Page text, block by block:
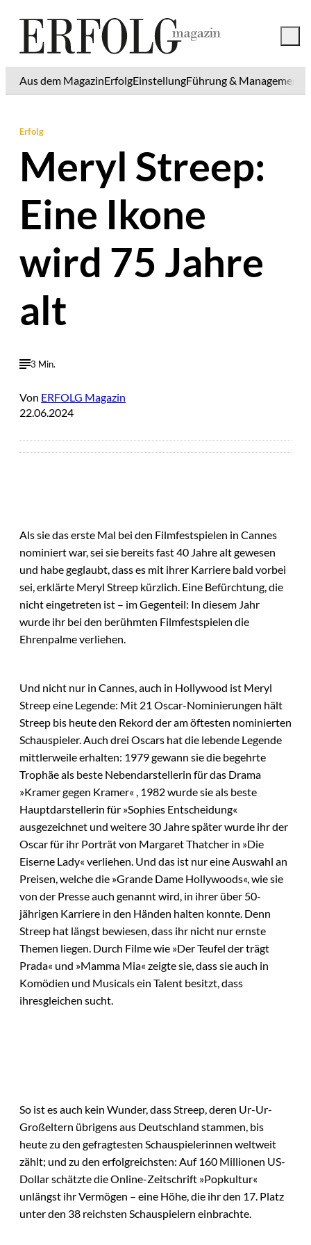
Aus dem MagazinErfolgEinstellungFührung & Management
Erfolg
Meryl Streep:
Eine Ikone
wird 75 Jahre
alt
3 Min.
Von ERFOLG Magazin
22.06.2024
Als sie das erste Mal bei den Filmfestspielen in Cannes
nominiert war, sei sie bereits fast 40 Jahre alt gewesen
und habe geglaubt, dass es mit ihrer Karriere bald vorbei
sei, erklärte Meryl Streep kürzlich. Eine Befürchtung, die
nicht eingetreten ist – im Gegenteil: In diesem Jahr
wurde ihr bei den berühmten Filmfestspielen die
Ehrenpalme verliehen.
Und nicht nur in Cannes, auch in Hollywood ist Meryl
Streep eine Legende: Mit 21 Oscar-Nominierungen hält
Streep bis heute den Rekord der am öftesten nominierten
Schauspieler. Auch drei Oscars hat die lebende Legende
mittlerweile erhalten: 1979 gewann sie die begehrte
Trophäe als beste Nebendarstellerin für das Drama
»Kramer gegen Kramer« , 1982 wurde sie als beste
Hauptdarstellerin für »Sophies Entscheidung«
ausgezeichnet und weitere 30 Jahre später wurde ihr der
Oscar für ihr Porträt von Margaret Thatcher in »Die
Eiserne Lady« verliehen. Und das ist nur eine Auswahl an
Preisen, welche die »Grande Dame Hollywoods«, wie sie
von der Presse auch genannt wird, in ihrer über 50-
jährigen Karriere in den Händen halten konnte. Denn
Streep hat längst bewiesen, dass ihr nicht nur ernste
Themen liegen. Durch Filme wie »Der Teufel der trägt
Prada« und »Mamma Mia« zeigte sie, dass sie auch in
Komödien und Musicals ein Talent besitzt, dass
ihresgleichen sucht.
So ist es auch kein Wunder, dass Streep, deren Ur-Ur-
Großeltern übrigens aus Deutschland stammen, bis
heute zu den gefragtesten Schauspielerinnen weltweit
zählt; und zu den erfolgreichsten: Auf 160 Millionen US-
Dollar schätzte die Online-Zeitschrift »Popkultur«
unlängst ihr Vermögen – eine Höhe, die ihr den 17. Platz
unter den 38 reichsten Schauspielern einbrachte.